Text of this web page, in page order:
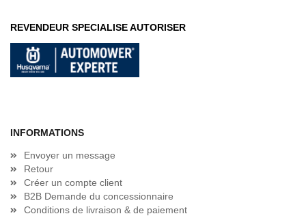
REVENDEUR SPECIALISE AUTORISER
INFORMATIONS
Envoyer un message
Retour
Créer un compte client
B2B Demande du concessionnaire
Conditions de livraison & de paiement